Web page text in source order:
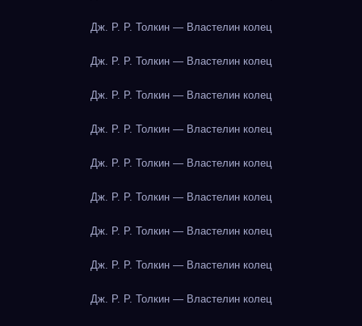
Дж. Р. Р. Толкин — Властелин колец
Дж. Р. Р. Толкин — Властелин колец
Дж. Р. Р. Толкин — Властелин колец
Дж. Р. Р. Толкин — Властелин колец
Дж. Р. Р. Толкин — Властелин колец
Дж. Р. Р. Толкин — Властелин колец
Дж. Р. Р. Толкин — Властелин колец
Дж. Р. Р. Толкин — Властелин колец
Дж. Р. Р. Толкин — Властелин колец